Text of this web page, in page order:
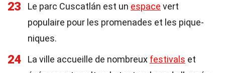
23 Le parc Cuscatlán est un espace vert
populaire pour les promenades et les pique-
niques.
24 La ville accueille de nombreux festivals et